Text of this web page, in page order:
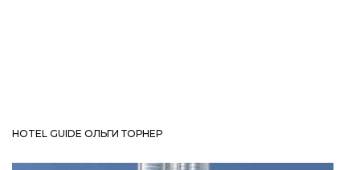
HOTEL GUIDE ОЛЬГИ ТОРНЕР